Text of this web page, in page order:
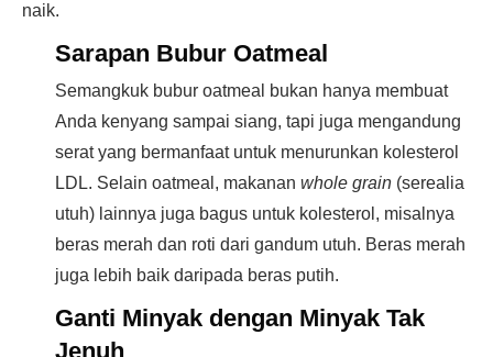
naik.
Sarapan Bubur Oatmeal
Semangkuk bubur oatmeal bukan hanya membuat
Anda kenyang sampai siang, tapi juga mengandung
serat yang bermanfaat untuk menurunkan kolesterol
LDL. Selain oatmeal, makanan whole grain (serealia
utuh) lainnya juga bagus untuk kolesterol, misalnya
beras merah dan roti dari gandum utuh. Beras merah
juga lebih baik daripada beras putih.
Ganti Minyak dengan Minyak Tak
Jenuh